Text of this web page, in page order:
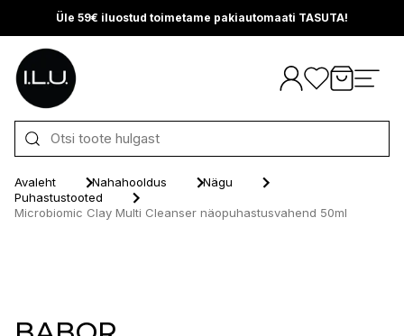
Üle 59€ iluostud toimetame pakiautomaati TASUTA!
Otse sisu juurde
Avaleht Nahahooldus
Nägu
Puhastustooted
Microbiomic Clay Multi Cleanser näopuhastusvahend 50ml